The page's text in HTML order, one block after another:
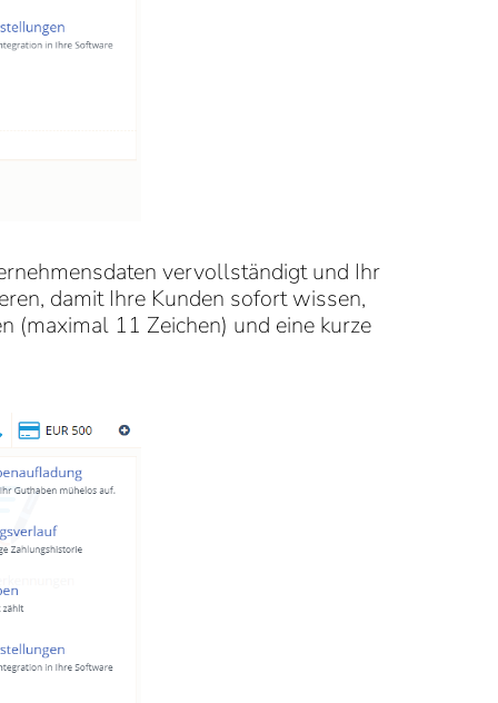
vervollständigt und Ihr
damit Ihre Kunden sofort wissen,
(maximal 11 Zeichen) und eine kurze